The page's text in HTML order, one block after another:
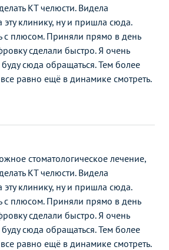
КТ челюсти. Видела
эту клинику, ну и пришла сюда.
с плюсом. Приняли прямо в день
сделали быстро. Я очень
сюда обращаться. Тем более
равно ещё в динамике смотреть.
стоматологическое лечение,
КТ челюсти. Видела
эту клинику, ну и пришла сюда.
с плюсом. Приняли прямо в день
сделали быстро. Я очень
сюда обращаться. Тем более
равно ещё в динамике смотреть.